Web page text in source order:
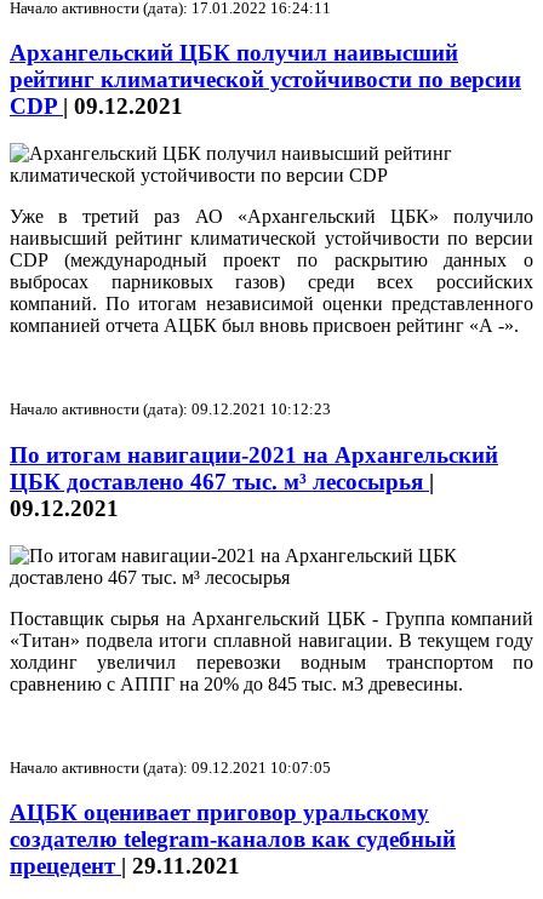
Начало активности (дата): 17.01.2022 16:24:11
Архангельский ЦБК получил наивысший
рейтинг климатической устойчивости по версии
CDP | 09.12.2021
Уже в третий раз АО «Архангельский ЦБК» получило
наивысший рейтинг климатической устойчивости по версии
CDP (международный проект по раскрытию данных о
выбросах парниковых газов) среди всех российских
компаний. По итогам независимой оценки представленного
компанией отчета АЦБК был вновь присвоен рейтинг «А -».
Начало активности (дата): 09.12.2021 10:12:23
По итогам навигации-2021 на Архангельский
ЦБК доставлено 467 тыс. м³ лесосырья |
09.12.2021
Поставщик сырья на Архангельский ЦБК - Группа компаний
«Титан» подвела итоги сплавной навигации. В текущем году
холдинг увеличил перевозки водным транспортом по
сравнению с АППГ на 20% до 845 тыс. м3 древесины.
Начало активности (дата): 09.12.2021 10:07:05
АЦБК оценивает приговор уральскому
создателю telegram-каналов как судебный
прецедент | 29.11.2021